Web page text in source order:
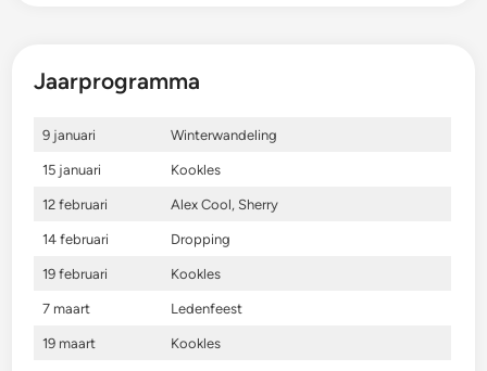
Jaarprogramma
9 januari Winterwandeling
15 januari Kookles
12 februari Alex Cool, Sherry
14 februari Dropping
19 februari Kookles
7 maart Ledenfeest
19 maart Kookles